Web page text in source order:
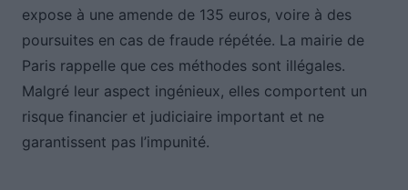
expose à une amende de 135 euros, voire à des
poursuites en cas de fraude répétée. La mairie de
Paris rappelle que ces méthodes sont illégales.
Malgré leur aspect ingénieux, elles comportent un
risque financier et judiciaire important et ne
garantissent pas l’impunité.